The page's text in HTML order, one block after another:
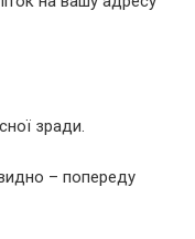
зради.
– попереду